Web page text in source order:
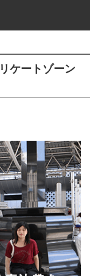
ケートゾーン